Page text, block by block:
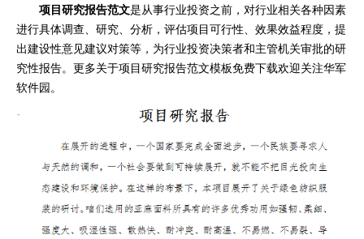
项目研究报告范文是从事行业投资之前，对行业相关各种因素
进行具体调查、研究、分析，评估项目可行性、效果效益程度，提
出建设性意见建议对策等，为行业投资决策者和主管机关审批的研
究性报告。更多关于项目研究报告范文模板免费下载欢迎关注华军
软件园。